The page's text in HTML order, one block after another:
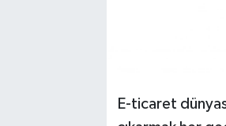
E-ticaret